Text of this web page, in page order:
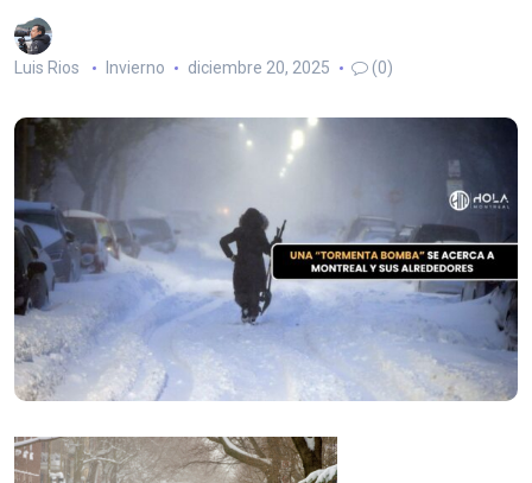
Luis Rios Invierno diciembre 20, 2025 (0)